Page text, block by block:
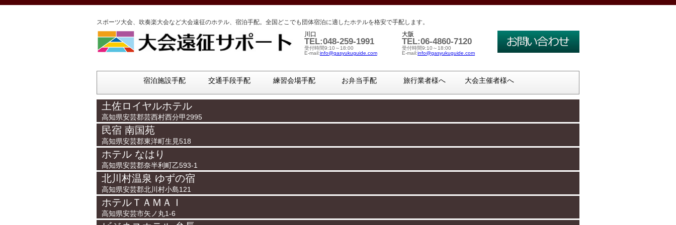
スポーツ大会、吹奏楽大会など大会遠征のホテル、宿泊手配。全国どこでも団体宿泊に適したホテルを格安で手配します。
川口
TEL:048-259-1991
受付時間9:10～18:00
E-mail:info@gasyukuguide.com
大阪
TEL:06-4860-7120
受付時間9:10～18:00
E-mail:info@gasyukuguide.com
宿泊施設手配 交通手段手配 練習会場手配 お弁当手配 旅行業者様へ 大会主催者様へ
土佐ロイヤルホテル
高知県安芸郡芸西村西分甲2995
民宿 南国苑
高知県安芸郡東洋町生見518
ホテル なはり
高知県安芸郡奈半利町乙593-1
北川村温泉 ゆずの宿
高知県安芸郡北川村小島121
ホテルＴＡＭＡＩ
高知県安芸市矢ノ丸1-6